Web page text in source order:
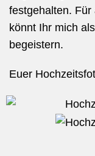
festgehalten. Für
könnt Ihr mich
begeistern.
Euer